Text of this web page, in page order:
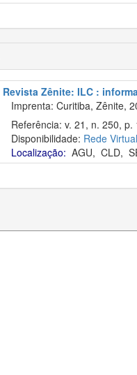
Revista Zênite: ILC :
Imprenta: Curitiba, Zênite,
Referência: v. 21, n. 250, p.
Disponibilidade: Rede
Localização: AGU, CLD,